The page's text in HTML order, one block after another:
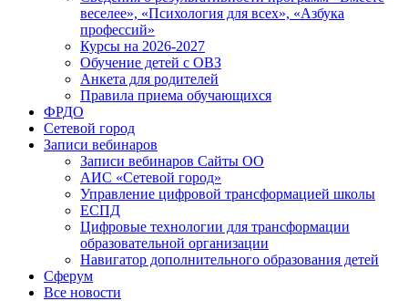
веселее», «Психология для всех», «Азбука
профессий»
Курсы на 2026-2027
Обучение детей с ОВЗ
Анкета для родителей
Правила приема обучающихся
ФРДО
Сетевой город
Записи вебинаров
Записи вебинаров Сайты ОО
АИС «Сетевой город»
Управление цифровой трансформацией школы
ЕСПД
Цифровые технологии для трансформации
образовательной организации
Навигатор дополнительного образования детей
Сферум
Все новости